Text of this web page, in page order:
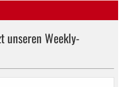
unseren Weekly-